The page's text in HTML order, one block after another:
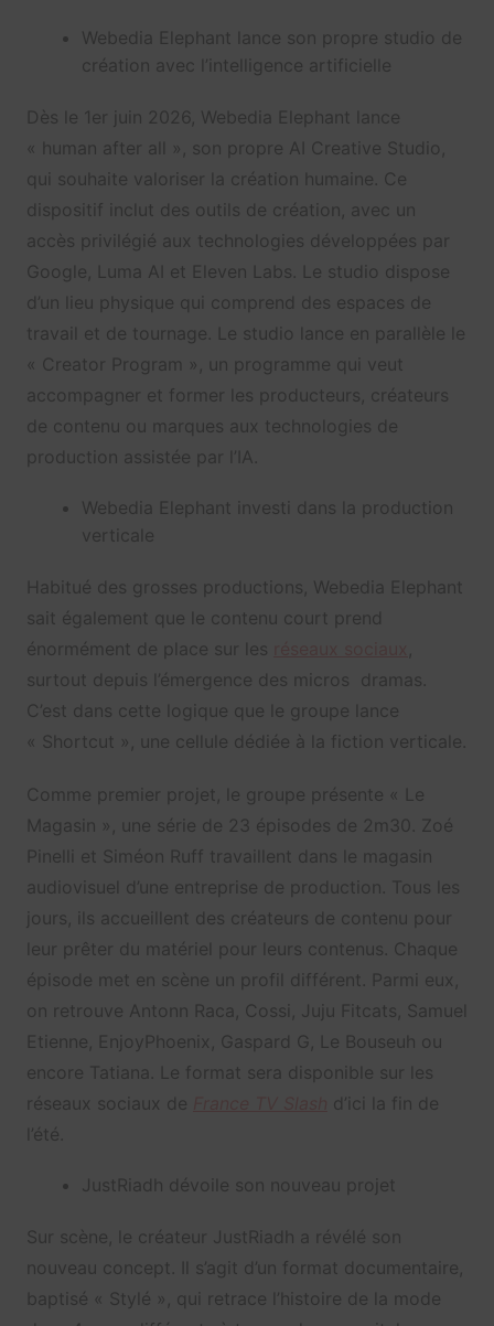
Webedia Elephant lance son propre studio de
création avec l’intelligence artificielle
Dès le 1er juin 2026, Webedia Elephant lance
« human after all », son propre AI Creative Studio,
qui souhaite valoriser la création humaine. Ce
dispositif inclut des outils de création, avec un
accès privilégié aux technologies développées par
Google, Luma AI et Eleven Labs. Le studio dispose
d’un lieu physique qui comprend des espaces de
travail et de tournage. Le studio lance en parallèle le
« Creator Program », un programme qui veut
accompagner et former les producteurs, créateurs
de contenu ou marques aux technologies de
production assistée par l’IA.
Webedia Elephant investi dans la production
verticale
Habitué des grosses productions, Webedia Elephant
sait également que le contenu court prend
énormément de place sur les
,
surtout depuis l’émergence des micros dramas.
C’est dans cette logique que le groupe lance
« Shortcut », une cellule dédiée à la fiction verticale.
Comme premier projet, le groupe présente « Le
Magasin », une série de 23 épisodes de 2m30. Zoé
Pinelli et Siméon Ruff travaillent dans le magasin
audiovisuel d’une entreprise de production. Tous les
jours, ils accueillent des créateurs de contenu pour
leur prêter du matériel pour leurs contenus. Chaque
épisode met en scène un profil différent. Parmi eux,
on retrouve Antonn Raca, Cossi, Juju Fitcats, Samuel
Etienne, EnjoyPhoenix, Gaspard G, Le Bouseuh ou
encore Tatiana. Le format sera disponible sur les
réseaux sociaux de
d’ici la fin de
l’été.
JustRiadh dévoile son nouveau projet
Sur scène, le créateur JustRiadh a révélé son
nouveau concept. Il s’agit d’un format documentaire,
baptisé « Stylé », qui retrace l’histoire de la mode